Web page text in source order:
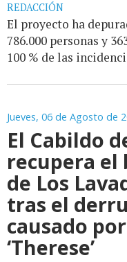
REDACCIÓN
El proyecto ha
786.000 personas y
100 % de las
Jueves, 06 de Agosto de
El Cabildo
recupera
de Los
tras el
causado
‘Therese’